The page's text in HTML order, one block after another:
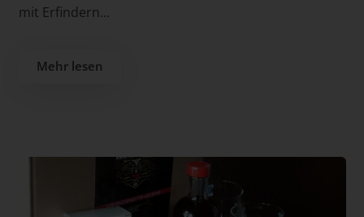
mit Erfindern...
Mehr lesen